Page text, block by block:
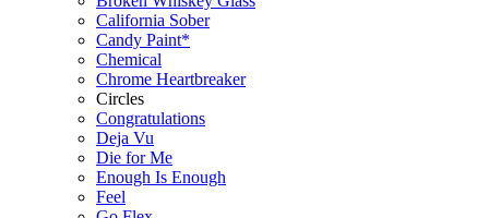
California Sober
Candy Paint*
Chemical
Chrome Heartbreaker
Circles
Congratulations
Deja Vu
Die for Me
Enough Is Enough
Feel